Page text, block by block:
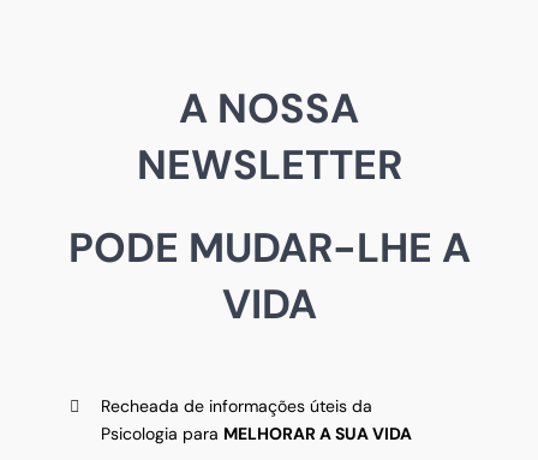
A NOSSA
NEWSLETTER
PODE MUDAR-LHE A
VIDA
Recheada de informações úteis da
Psicologia para MELHORAR A SUA VIDA